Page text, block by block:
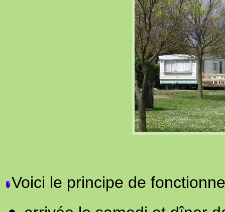
Voici le principe de